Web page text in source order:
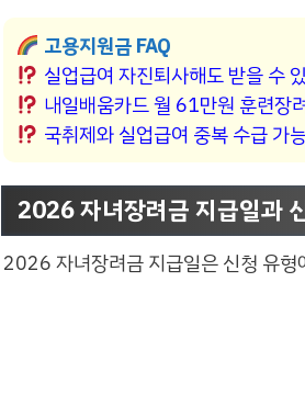
고용지원금 FAQ
실업급여 자진퇴사해도 받을 수
내일배움카드 월 61만원 훈련장
국취제와 실업급여 중복 수급 가
2026 자녀장려금 지급일과
2026 자녀장려금 지급일은 신청 유형